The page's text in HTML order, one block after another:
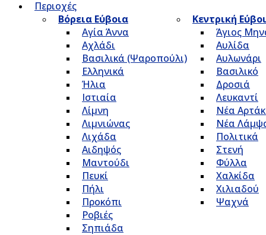
Περιοχές
Βόρεια Εύβοια
Αγία Άννα
Αχλάδι
Βασιλικά (Ψαροπούλι)
Ελληνικά
Ήλια
Ιστιαία
Λίμνη
Λιμνιώνας
Λιχάδα
Αιδηψός
Μαντούδι
Πευκί
Πήλι
Προκόπι
Ροβιές
Σηπιάδα
Κεντρική
Άγιος
Αυλίδα
Αυλωνάρι
Βασιλικό
Δροσιά
Λευκαντί
Νέα
Νέα
Πολιτικά
Στενή
Φύλλα
Χαλκίδα
Χιλιαδού
Ψαχνά